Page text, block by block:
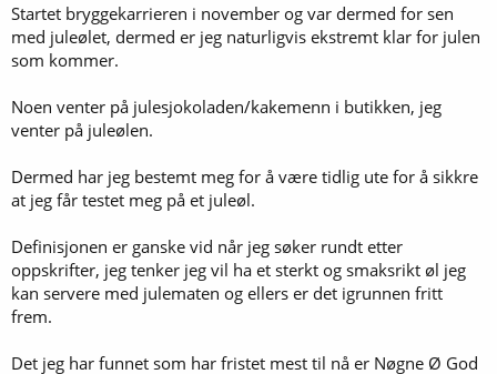
Startet bryggekarrieren i november og var dermed for sen
med juleølet, dermed er jeg naturligvis ekstremt klar for julen
som kommer.
Noen venter på julesjokoladen/kakemenn i butikken, jeg
venter på juleølen.
Dermed har jeg bestemt meg for å være tidlig ute for å sikkre
at jeg får testet meg på et juleøl.
Definisjonen er ganske vid når jeg søker rundt etter
oppskrifter, jeg tenker jeg vil ha et sterkt og smaksrikt øl jeg
kan servere med julematen og ellers er det igrunnen fritt
frem.
Det jeg har funnet som har fristet mest til nå er Nøgne Ø God